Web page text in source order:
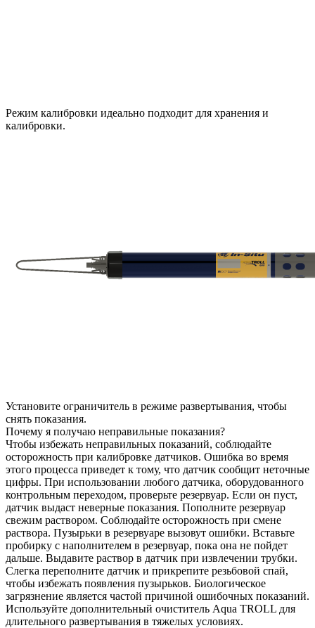
Режим калибровки идеально подходит для хранения и
калибровки.
Установите ограничитель в режиме развертывания, чтобы
снять показания.
Почему я получаю неправильные показания?
Чтобы избежать неправильных показаний, соблюдайте
осторожность при калибровке датчиков. Ошибка во время
этого процесса приведет к тому, что датчик сообщит неточные
цифры. При использовании любого датчика, оборудованного
контрольным переходом, проверьте резервуар. Если он пуст,
датчик выдаст неверные показания. Пополните резервуар
свежим раствором. Соблюдайте осторожность при смене
раствора. Пузырьки в резервуаре вызовут ошибки. Вставьте
пробирку с наполнителем в резервуар, пока она не пойдет
дальше. Выдавите раствор в датчик при извлечении трубки.
Слегка переполните датчик и прикрепите резьбовой спай,
чтобы избежать появления пузырьков. Биологическое
загрязнение является частой причиной ошибочных показаний.
Используйте дополнительный очиститель Aqua TROLL для
длительного развертывания в тяжелых условиях.